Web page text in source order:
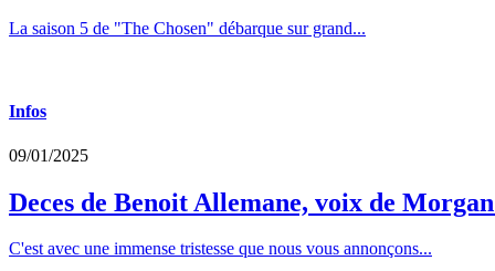
La saison 5 de "The Chosen" débarque sur grand...
Infos
09/01/2025
Deces de Benoit Allemane, voix de
C'est avec une immense tristesse que nous vous annonçons...